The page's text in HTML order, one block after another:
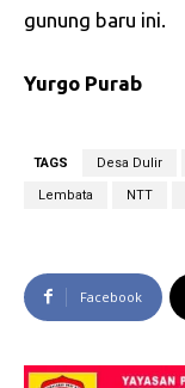
gunung baru ini.
Yurgo Purab
TAGS Desa Dulir
Lembata NTT
Facebook